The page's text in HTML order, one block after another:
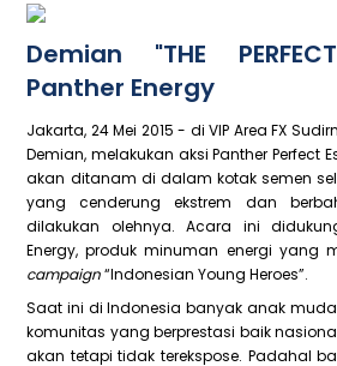
Demian "THE
Panther Energy
Jakarta, 24 Mei 2015 - di VIP Area FX
Demian, melakukan aksi Panther Perfect
akan ditanam di dalam kotak semen
yang cenderung ekstrem dan
dilakukan olehnya. Acara ini
Energy, produk minuman energi yang
campaign“Indonesian Young Heroes”.
Saat ini di Indonesia banyak anak
komunitas yang berprestasi baik
akan tetapi tidak terekspose. Padahal